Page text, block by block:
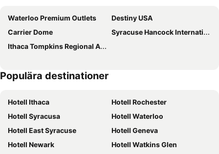
Waterloo Premium Outlets
Destiny USA
Carrier Dome
Syracuse Hancock International Airport
Ithaca Tompkins Regional Airport
Populära destinationer
Hotell Ithaca
Hotell Rochester
Hotell Syracusa
Hotell Waterloo
Hotell East Syracuse
Hotell Geneva
Hotell Newark
Hotell Watkins Glen